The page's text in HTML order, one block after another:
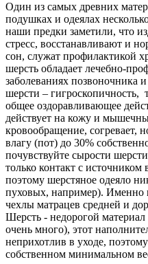
Один из самых древних
подушках и одеялах
наши предки заметили, что
стресс, восстанавливают и
сон, служат профилактикой
шерсть обладает лечебно-
заболеваниях позвоночника
шерсти – гигроскопичность,
общее оздоравливающее
действует на кожу и
кровообращение, согревает,
влагу (пот) до 30%
почувствуйте сырости
только контакт с
поэтому шерстяное одеяло
пуховых, например). Именно
чехлы матрацев средней и
Шерсть - недорогой
очень много), этот
неприхотлив в уходе,
собственном минимальном